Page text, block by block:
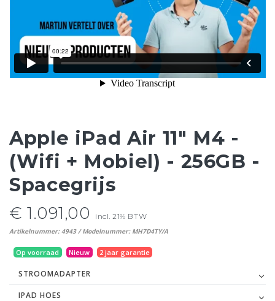
Apple iPad Air 11" M4 -
(Wifi + Mobiel) - 256GB -
Spacegrijs
€ 1.091,00 incl. 21% BTW
Artikelnummer: 4943 / Modelnummer: MH7D4TY/A
Op voorraad Nieuw 2 jaar garantie
STROOMADAPTER
IPAD HOES